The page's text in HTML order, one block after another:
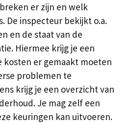
er zijn en welk
De inspecteur bekijkt o.a.
en de staat van de
Hiermee krijg je een
kosten er gemaakt moeten
problemen te
krijg je een overzicht van
Je mag zelf een
keuringen kan uitvoeren.